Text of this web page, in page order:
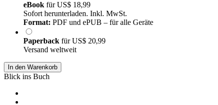
eBook fürUS$ 18,99
Sofort herunterladen. Inkl. MwSt.
Format: PDF und ePUB – für alle Geräte
Paperback fürUS$ 20,99
Versand weltweit
In den Warenkorb
Blick ins Buch